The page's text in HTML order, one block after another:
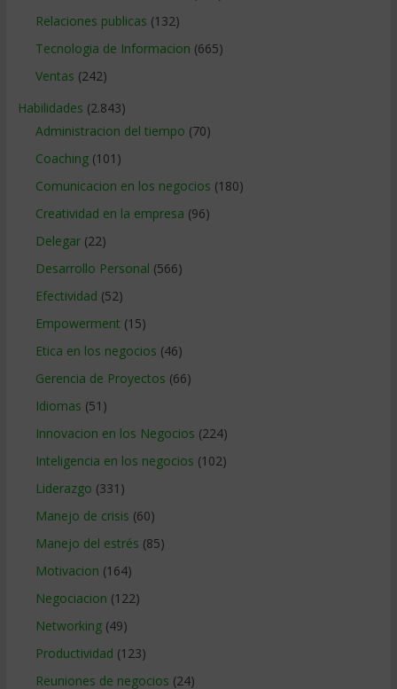
Relaciones publicas (132)
Tecnologia de Informacion (665)
Ventas (242)
Habilidades (2.843)
Administracion del tiempo (70)
Coaching(101)
Comunicacion en los negocios (180)
Creatividad en la empresa (96)
Delegar(22)
Desarrollo Personal (566)
Efectividad (52)
Empowerment (15)
Etica en los negocios (46)
Gerencia de Proyectos (66)
Idiomas (51)
Innovacion en los Negocios (224)
Inteligencia en los negocios (102)
Liderazgo (331)
Manejo de crisis (60)
Manejo del estrés (85)
Motivacion (164)
Negociacion (122)
Networking(49)
Productividad (123)
Reuniones de negocios (24)